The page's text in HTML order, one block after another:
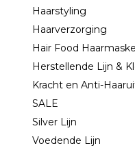
Haarstyling
Haarverzorging
Hair Food
Herstellende Lijn &
Kracht en Anti-
SALE
Silver Lijn
Voedende Lijn